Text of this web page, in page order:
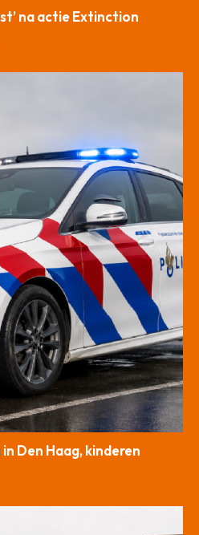
na actie Extinction
Den Haag, kinderen